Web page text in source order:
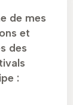
de mes
et
des
: